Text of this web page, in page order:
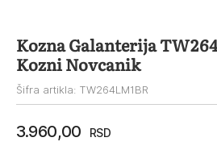
Kozna Galanterija
Kozni Novcanik
Šifra artikla: TW264LM1BR
3.960,00 RSD